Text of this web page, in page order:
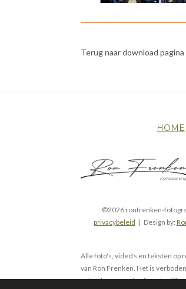
Terug naar download pagina
HOME
©2026 ronfrenken-
privacybeleid | Design by:
Alle foto's, video's en teksten op
van Ron Frenken. Het is
gebruiken, zowel online als